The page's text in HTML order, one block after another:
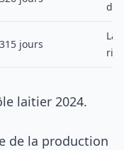
du
315 jours
laitier 2024.
de la production